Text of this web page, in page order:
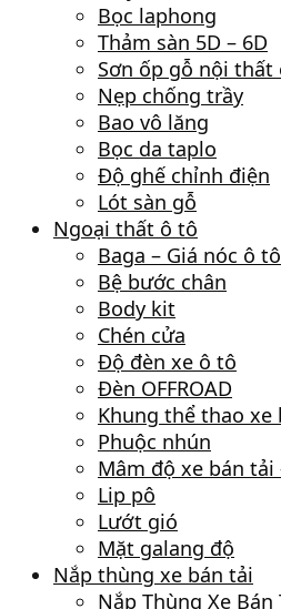
Bọc laphong
Thảm sàn 5D – 6D
Sơn ốp gỗ nội thất
Nẹp chống trầy
Bao vô lăng
Bọc da taplo
Độ ghế chỉnh điện
Lót sàn gỗ
Ngoại thất ô tô
Baga – Giá nóc ô tô
Bệ bước chân
Body kit
Chén cửa
Độ đèn xe ô tô
Đèn OFFROAD
Khung thể thao xe
Phuộc nhún
Mâm độ xe bán tải
Lip pô
Lướt gió
Mặt galang độ
Nắp thùng xe bán tải
Nắp Thùng Xe Bán